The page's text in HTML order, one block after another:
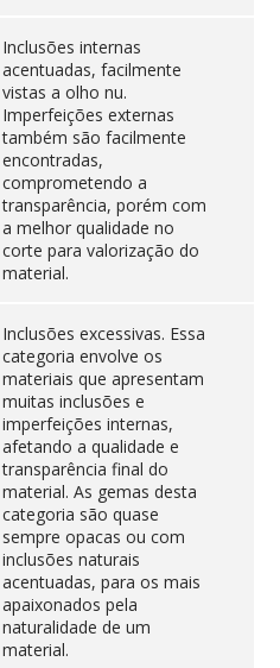
Inclusões internas
acentuadas, facilmente
vistas a olho nu.
Imperfeições externas
também são facilmente
encontradas,
comprometendo a
transparência, porém com
a melhor qualidade no
corte para valorização do
material.
Inclusões excessivas. Essa
categoria envolve os
materiais que apresentam
muitas inclusões e
imperfeições internas,
afetando a qualidade e
transparência final do
material. As gemas desta
categoria são quase
sempre opacas ou com
inclusões naturais
acentuadas, para os mais
apaixonados pela
naturalidade de um
material.